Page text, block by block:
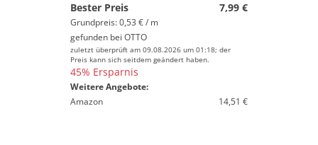
Bester Preis
7,99 €
Grundpreis: 0,53 € / m
gefunden bei OTTO
zuletzt überprüft am 09.08.2026 um 01:18; der
Preis kann sich seitdem geändert haben.
45% Ersparnis
Weitere Angebote:
Amazon
14,51 €